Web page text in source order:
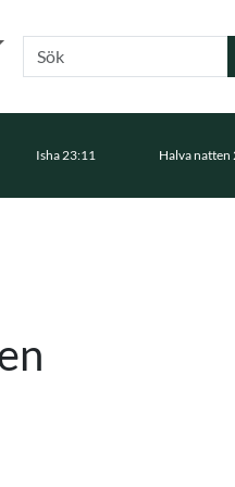
Sök
Isha 23:11 Halva natten